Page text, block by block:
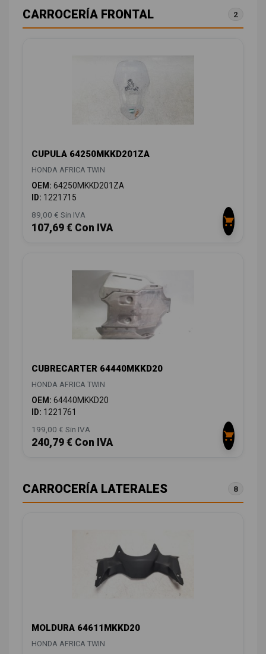
CARROCERÍA FRONTAL 2
CUPULA 64250MKKD201ZA
HONDA AFRICA TWIN
OEM: 64250MKKD201ZA
ID: 1221715
89,00 € Sin IVA
107,69 € Con IVA
CUBRECARTER 64440MKKD20
HONDA AFRICA TWIN
OEM: 64440MKKD20
ID: 1221761
199,00 € Sin IVA
240,79 € Con IVA
CARROCERÍA LATERALES 8
MOLDURA 64611MKKD20
HONDA AFRICA TWIN